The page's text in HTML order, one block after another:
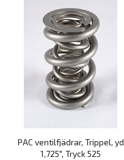
PAC ventilfjädrar, Trippel, yd
1,725", Tryck 525